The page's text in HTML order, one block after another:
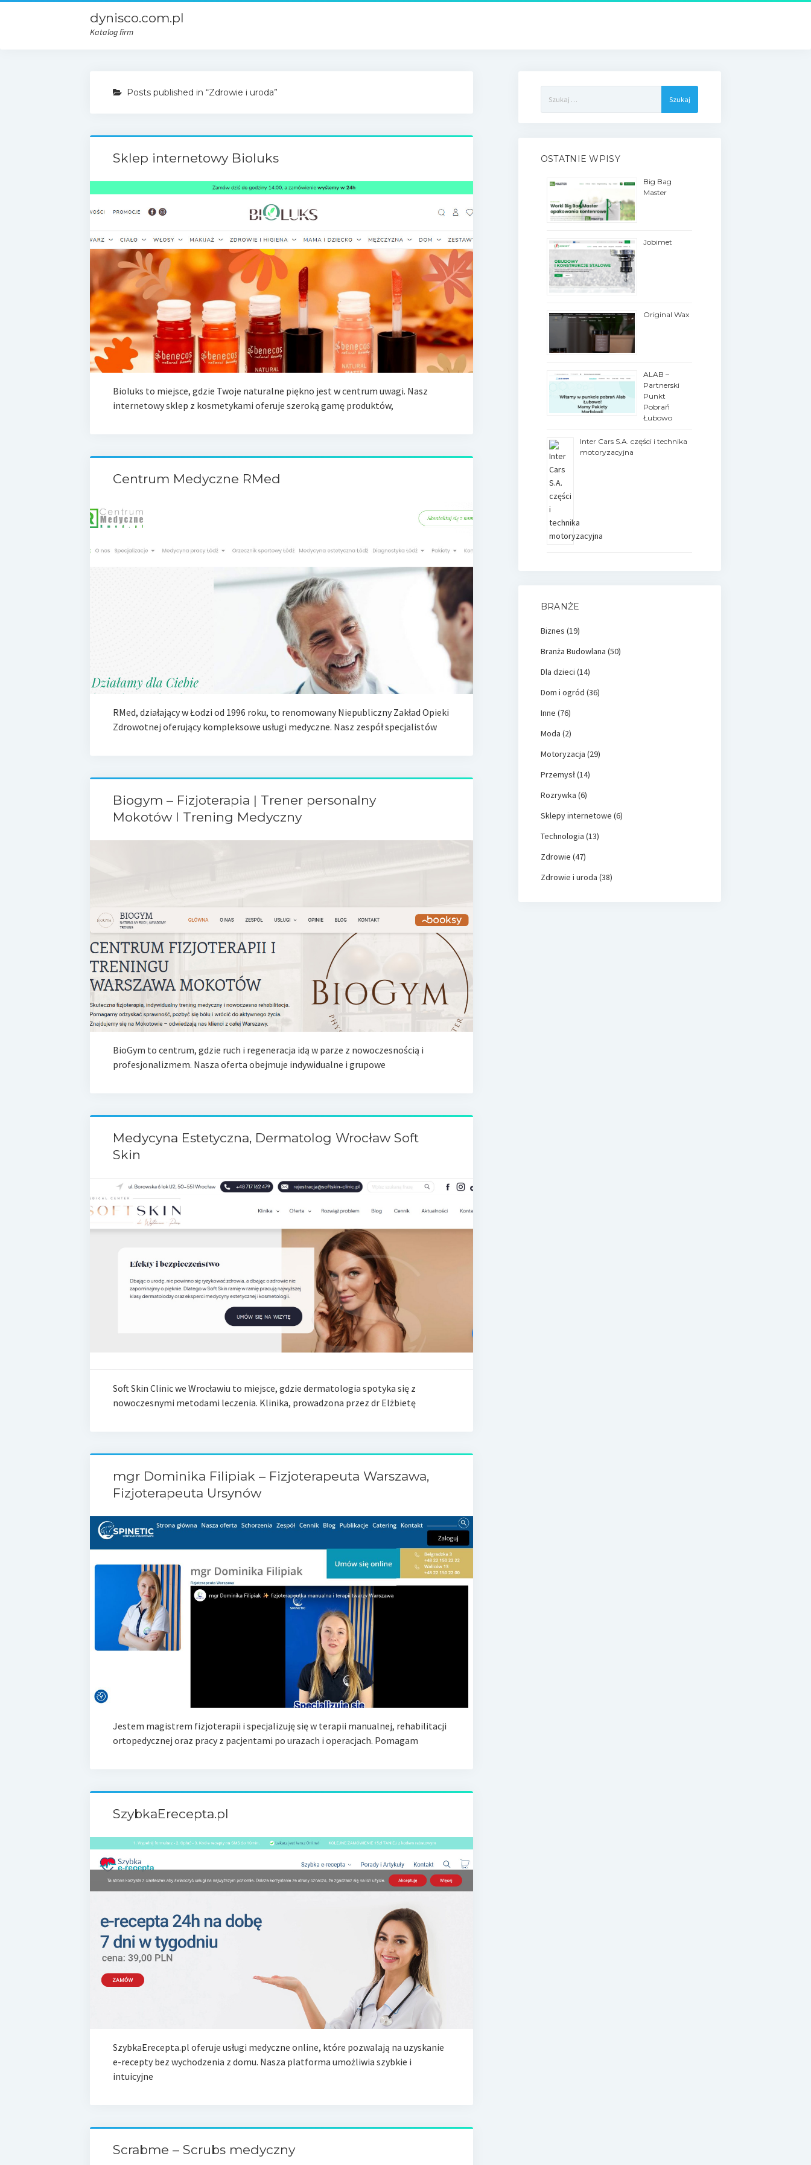
dynisco.com.pl
Katalog firm
Posts published in “Zdrowie i uroda”
Sklep internetowy Bioluks
Bioluks to miejsce, gdzie Twoje naturalne piękno jest w centrum uwagi. Nasz
internetowy sklep z kosmetykami oferuje szeroką gamę produktów,
Centrum Medyczne RMed
RMed, działający w Łodzi od 1996 roku, to renomowany Niepubliczny Zakład Opieki
Zdrowotnej oferujący kompleksowe usługi medyczne. Nasz zespół specjalistów
Biogym – Fizjoterapia | Trener personalny
Mokotów I Trening Medyczny
BioGym to centrum, gdzie ruch i regeneracja idą w parze z nowoczesnością i
profesjonalizmem. Nasza oferta obejmuje indywidualne i grupowe
Medycyna Estetyczna, Dermatolog Wrocław Soft
Skin
Soft Skin Clinic we Wrocławiu to miejsce, gdzie dermatologia spotyka się z
nowoczesnymi metodami leczenia. Klinika, prowadzona przez dr Elżbietę
mgr Dominika Filipiak – Fizjoterapeuta Warszawa,
Fizjoterapeuta Ursynów
Jestem magistrem fizjoterapii i specjalizuję się w terapii manualnej, rehabilitacji
ortopedycznej oraz pracy z pacjentami po urazach i operacjach. Pomagam
SzybkaErecepta.pl
SzybkaErecepta.pl oferuje usługi medyczne online, które pozwalają na uzyskanie
e-recepty bez wychodzenia z domu. Nasza platforma umożliwia szybkie i
intuicyjne
Scrabme – Scrubs medyczny
OSTATNIE WPISY
Big Bag
Master
Jobimet
Original Wax
ALAB –
Partnerski
Punkt
Pobrań
Łubowo
Inter Cars S.A. części i technika
motoryzacyjna
BRANŻE
Biznes (19)
Branża Budowlana (50)
Dla dzieci (14)
Dom i ogród (36)
Inne (76)
Moda (2)
Motoryzacja (29)
Przemysł(14)
Rozrywka (6)
Sklepy internetowe (6)
Technologia (13)
Zdrowie (47)
Zdrowie i uroda (38)